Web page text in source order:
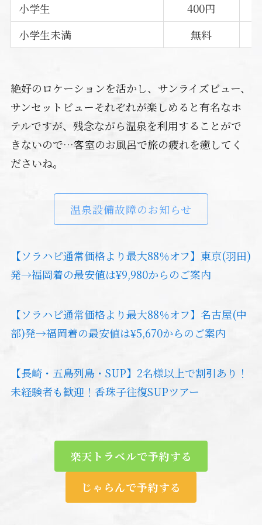
小学生
400円
小学生未満
無料
絶好のロケーションを活かし、サンライズビュー、
サンセットビューそれぞれが楽しめると有名なホ
テルですが、残念ながら温泉を利用することがで
きないので…客室のお風呂で旅の疲れを癒してく
ださいね。
温泉設備故障のお知らせ
【ソラハピ通常価格より最大88％オフ】東京(羽田)
発→福岡着の最安値は¥9,980からのご案内
【ソラハピ通常価格より最大88％オフ】名古屋(中
部)発→福岡着の最安値は¥5,670からのご案内
【長崎・五島列島・SUP】2名様以上で割引あり！
未経験者も歓迎！香珠子往復SUPツアー
楽天トラベルで予約する
じゃらんで予約する